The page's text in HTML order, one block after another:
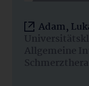
Adam,
Allgemeine